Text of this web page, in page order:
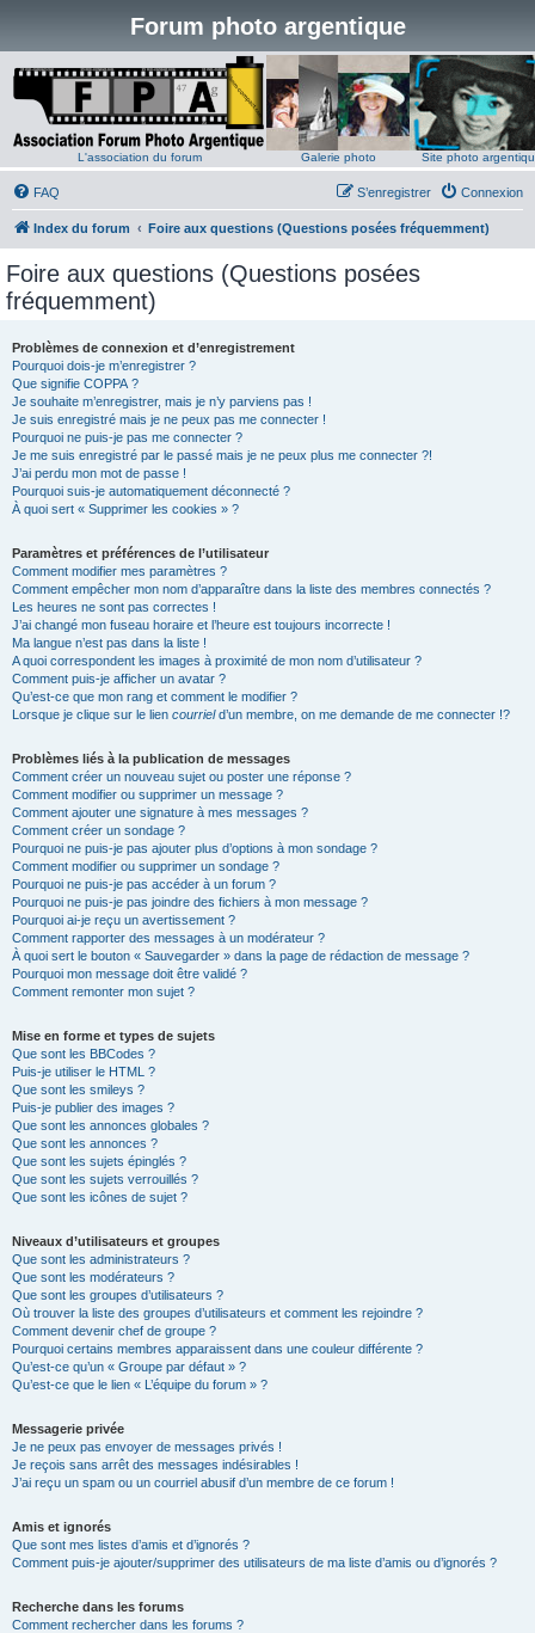
Forum photo argentique
L'association du forum Galerie photo Site photo
FAQ Connexion
S’enregistrer
Index du forum Foire aux questions (Questions posées fréquemment)
Foire aux questions (Questions posées
fréquemment)
Problèmes de connexion et d’enregistrement
Pourquoi dois-je m’enregistrer ?
Que signifie COPPA ?
Je souhaite m’enregistrer, mais je n’y parviens pas !
Je suis enregistré mais je ne peux pas me connecter !
Pourquoi ne puis-je pas me connecter ?
Je me suis enregistré par le passé mais je ne peux plus me connecter ?!
J’ai perdu mon mot de passe !
Pourquoi suis-je automatiquement déconnecté ?
À quoi sert « Supprimer les cookies » ?
Paramètres et préférences de l’utilisateur
Comment modifier mes paramètres ?
Comment empêcher mon nom d’apparaître dans la liste des membres connectés ?
Les heures ne sont pas correctes !
J’ai changé mon fuseau horaire et l’heure est toujours incorrecte !
Ma langue n’est pas dans la liste !
A quoi correspondent les images à proximité de mon nom d’utilisateur ?
Comment puis-je afficher un avatar ?
Qu’est-ce que mon rang et comment le modifier ?
Lorsque je clique sur le lien courrield’un membre, on me demande de me connecter !?
Problèmes liés à la publication de messages
Comment créer un nouveau sujet ou poster une réponse ?
Comment modifier ou supprimer un message ?
Comment ajouter une signature à mes messages ?
Comment créer un sondage ?
Pourquoi ne puis-je pas ajouter plus d’options à mon sondage ?
Comment modifier ou supprimer un sondage ?
Pourquoi ne puis-je pas accéder à un forum ?
Pourquoi ne puis-je pas joindre des fichiers à mon message ?
Pourquoi ai-je reçu un avertissement ?
Comment rapporter des messages à un modérateur ?
À quoi sert le bouton « Sauvegarder » dans la page de rédaction de message ?
Pourquoi mon message doit être validé ?
Comment remonter mon sujet ?
Mise en forme et types de sujets
Que sont les BBCodes ?
Puis-je utiliser le HTML ?
Que sont les smileys ?
Puis-je publier des images ?
Que sont les annonces globales ?
Que sont les annonces ?
Que sont les sujets épinglés ?
Que sont les sujets verrouillés ?
Que sont les icônes de sujet ?
Niveaux d’utilisateurs et groupes
Que sont les administrateurs ?
Que sont les modérateurs ?
Que sont les groupes d’utilisateurs ?
Où trouver la liste des groupes d’utilisateurs et comment les rejoindre ?
Comment devenir chef de groupe ?
Pourquoi certains membres apparaissent dans une couleur différente ?
Qu’est-ce qu’un « Groupe par défaut » ?
Qu’est-ce que le lien « L’équipe du forum » ?
Messagerie privée
Je ne peux pas envoyer de messages privés !
Je reçois sans arrêt des messages indésirables !
J’ai reçu un spam ou un courriel abusif d’un membre de ce forum !
Amis et ignorés
Que sont mes listes d’amis et d’ignorés ?
Comment puis-je ajouter/supprimer des utilisateurs de ma liste d’amis ou d’ignorés ?
Recherche dans les forums
Comment rechercher dans les forums ?